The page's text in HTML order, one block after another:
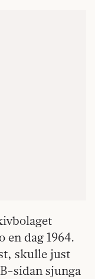
dag 1964.
skulle just
sidan sjunga